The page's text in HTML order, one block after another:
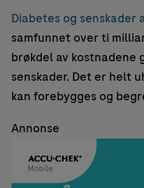
Diabetes og senskader
samfunnet over ti
brøkdel av kostnadene
senskader. Det er helt
kan forebygges og
Annonse